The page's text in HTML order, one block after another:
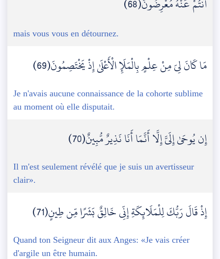
mais vous vous en détournez.
مَا كَانَ لِيَ مِنْ عِلْمٍ بِالْمَلَإِ الْأَعْلَىٰ إِذْ يَخْتَصِمُونَ(69)
Je n'avais aucune connaissance de la cohorte sublime
au moment où elle disputait.
إِن يُوحَىٰ إِلَيَّ إِلَّا أَنَّمَا أَنَا نَذِيرٌ مُّبِينٌ(70)
Il m'est seulement révélé que je suis un avertisseur
clair».
إِذْ قَالَ رَبُّكَ لِلْمَلَائِكَةِ إِنِّي خَالِقٌ بَشَرًا مِّن طِينٍ(71)
Quand ton Seigneur dit aux Anges: «Je vais créer
d'argile un être humain.